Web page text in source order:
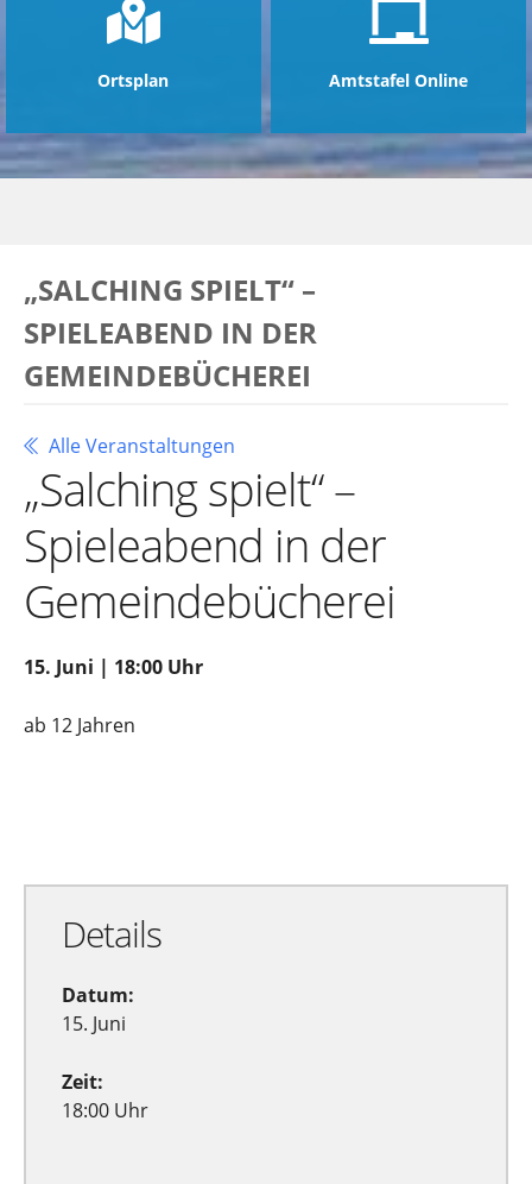
Ortsplan Amtstafel Online
„SALCHING SPIELT“ –
SPIELEABEND IN DER
GEMEINDEBÜCHEREI
Alle Veranstaltungen
„Salching spielt“ –
Spieleabend in der
Gemeindebücherei
15. Juni | 18:00 Uhr
ab 12 Jahren
Details
Datum:
15. Juni
Zeit:
18:00 Uhr